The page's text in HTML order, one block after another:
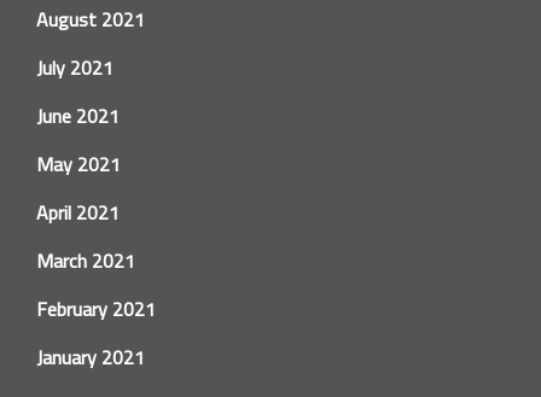
August 2021
July 2021
June 2021
May 2021
April 2021
March 2021
February 2021
January 2021